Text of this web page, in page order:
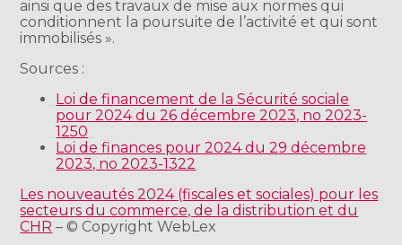
ainsi que des travaux de mise aux normes qui
conditionnent la poursuite de l’activité et qui sont
immobilisés ».
Sources :
Loi de financement de la Sécurité sociale
pour 2024 du 26 décembre 2023, no 2023-
1250
Loi de finances pour 2024 du 29 décembre
2023, no 2023-1322
Les nouveautés 2024 (fiscales et sociales) pour les
secteurs du commerce, de la distribution et du
CHR – © Copyright WebLex